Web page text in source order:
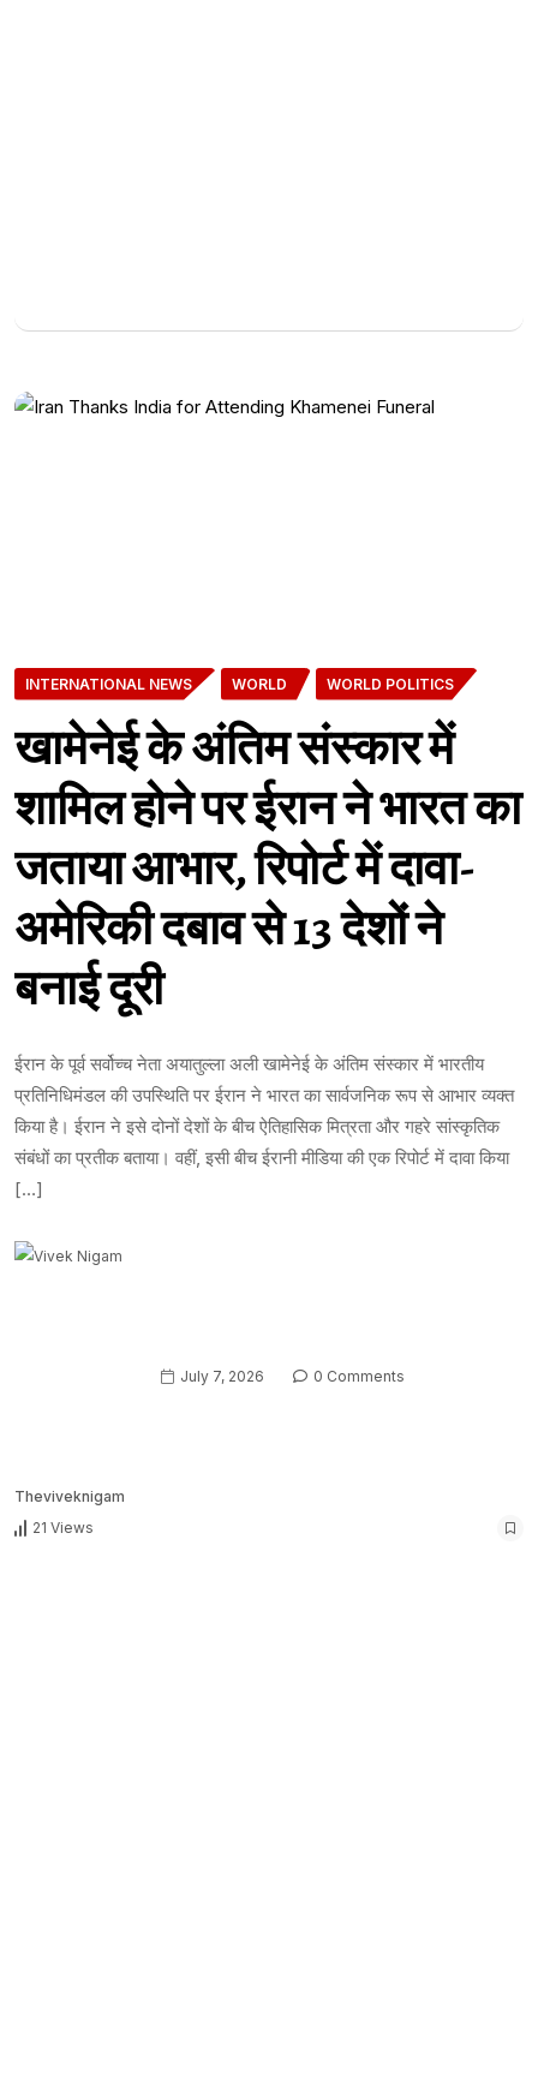
INTERNATIONAL NEWS WORLD WORLD POLITICS
खामेनेई के अंतिम संस्कार में
शामिल होने पर ईरान ने भारत का
जताया आभार, रिपोर्ट में दावा-
अमेरिकी दबाव से 13 देशों ने
बनाई दूरी
ईरान के पूर्व सर्वोच्च नेता अयातुल्ला अली खामेनेई के अंतिम संस्कार में भारतीय
प्रतिनिधिमंडल की उपस्थिति पर ईरान ने भारत का सार्वजनिक रूप से आभार व्यक्त
किया है। ईरान ने इसे दोनों देशों के बीच ऐतिहासिक मित्रता और गहरे सांस्कृतिक
संबंधों का प्रतीक बताया। वहीं, इसी बीच ईरानी मीडिया की एक रिपोर्ट में दावा किया
[…]
Theviveknigam
July 7, 2026 0 Comments
21 Views